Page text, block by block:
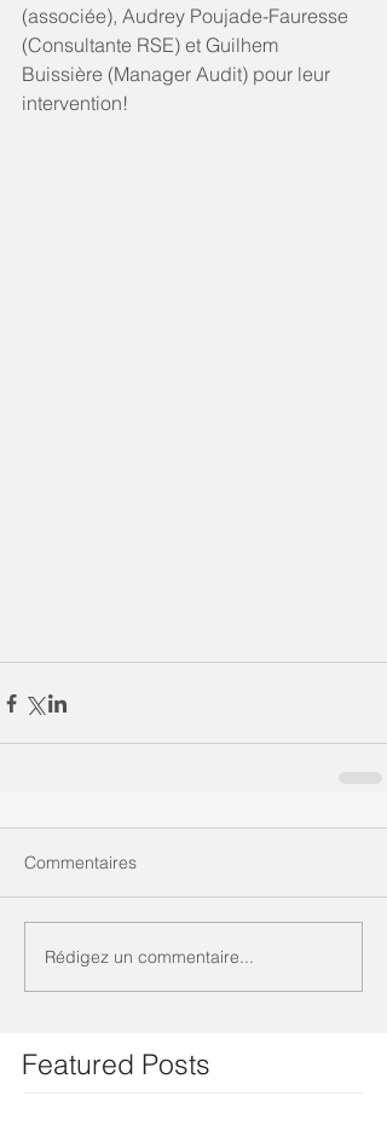
(associée), Audrey Poujade-Fauresse
(Consultante RSE) et Guilhem
Buissière (Manager Audit) pour leur
intervention!
Commentaires
Rédigez un commentaire...
Featured Posts